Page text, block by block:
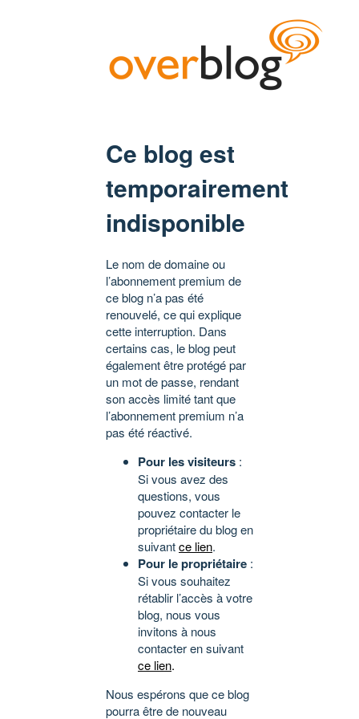
Ce blog est
temporairement
indisponible
Le nom de domaine ou
l’abonnement premium de
ce blog n’a pas été
renouvelé, ce qui explique
cette interruption. Dans
certains cas, le blog peut
également être protégé par
un mot de passe, rendant
son accès limité tant que
l’abonnement premium n’a
pas été réactivé.
Pour les visiteurs :
Si vous avez des
questions, vous
pouvez contacter le
propriétaire du blog en
suivantce lien.
Pour le propriétaire :
Si vous souhaitez
rétablir l’accès à votre
blog, nous vous
invitons à nous
contacter en suivant
ce lien.
Nous espérons que ce blog
pourra être de nouveau